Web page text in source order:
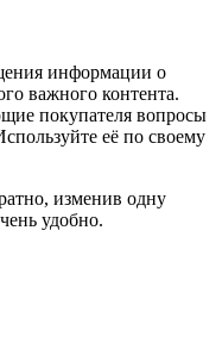
информации о
важного контента.
покупателя вопросы
её по своему
изменив одну
удобно.